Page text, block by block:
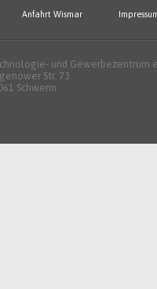
Anfahrt Wismar
und Gewerbezentrum
Str. 73
Schwerin